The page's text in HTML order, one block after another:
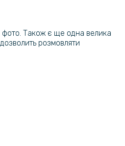
фото. Також є ще одна велика
розмовляти